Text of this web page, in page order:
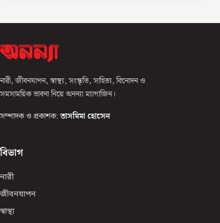
নারী, জীবনযাপন, স্বাস্থ্য, সংস্কৃতি, সাহিত্য, বিনোদন ও
সমসাময়িক ভাবনা নিয়ে অনন্যা ম্যাগাজিন।
সম্পাদক ও প্রকাশক: তাসমিমা হোসেন
বিভাগ
নারী
জীবনযাপন
স্বাস্থ্য